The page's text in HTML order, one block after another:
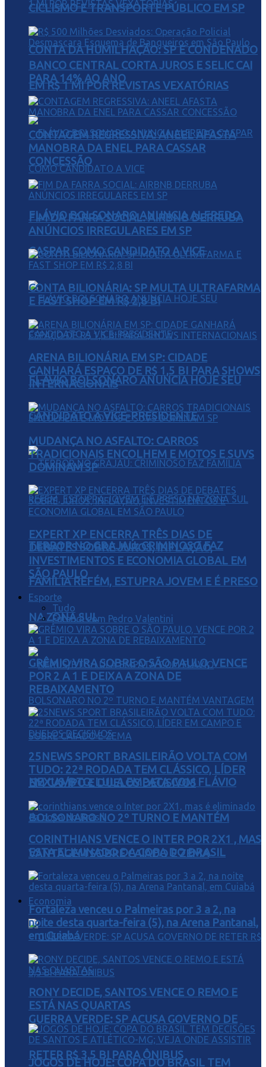
CONTA DA HUMILHAÇÃO: SP É CONDENADO
EM R$ 1 MI POR REVISTAS VEXATÓRIAS
FLÁVIO BOLSONARO ANUNCIA ALFREDO
GASPAR COMO CANDIDATO A VICE
FLÁVIO BOLSONARO ANUNCIA HOJE SEU
CANDIDATO A VICE-PRESIDENTE
TERROR NO GRAJAÚ: CRIMINOSO FAZ
FAMÍLIA REFÉM, ESTUPRA JOVEM E É PRESO
NA ZONA SUL
NEXUS/BTG: LULA EMPATA COM FLÁVIO
BOLSONARO NO 2º TURNO E MANTÉM
VANTAGEM SOBRE CAIADO E ZEMA
Economia
GUERRA VERDE: SP ACUSA GOVERNO DE
RETER R$ 3,5 BI PARA ÔNIBUS
CICLISMO E TRANSPORTE PÚBLICO EM SP
BANCO CENTRAL CORTA JUROS E SELIC CAI
PARA 14% AO ANO
CONTAGEM REGRESSIVA: ANEEL AFASTA
MANOBRA DA ENEL PARA CASSAR
CONCESSÃO
FIM DA FARRA SOCIAL: AIRBNB DERRUBA
ANÚNCIOS IRREGULARES EM SP
CONTA BILIONÁRIA: SP MULTA ULTRAFARMA
E FAST SHOP EM R$ 2,8 BI
ARENA BILIONÁRIA EM SP: CIDADE
GANHARÁ ESPAÇO DE R$ 1,5 BI PARA SHOWS
INTERNACIONAIS
MUDANÇA NO ASFALTO: CARROS
TRADICIONAIS ENCOLHEM E MOTOS E SUVS
DOMINAM SP
EXPERT XP ENCERRA TRÊS DIAS DE
DEBATES SOBRE JUROS, INFLAÇÃO,
INVESTIMENTOS E ECONOMIA GLOBAL EM
SÃO PAULO
Esporte
Tudo
Futebol com Pedro Valentini
GRÊMIO VIRA SOBRE O SÃO PAULO, VENCE
POR 2 A 1 E DEIXA A ZONA DE
REBAIXAMENTO
25NEWS SPORT BRASILEIRÃO VOLTA COM
TUDO: 22ª RODADA TEM CLÁSSICO, LÍDER
EM CAMPO E DUELOS DECISIVOS
CORINTHIANS VENCE O INTER POR 2X1 , MAS
ESTA ELIMINADO DA COPA DO BRASIL
Fortaleza venceu o Palmeiras por 3 a 2, na
noite desta quarta-feira (5), na Arena Pantanal,
em Cuiabá
RONY DECIDE, SANTOS VENCE O REMO E
ESTÁ NAS QUARTAS
JOGOS DE HOJE: COPA DO BRASIL TEM